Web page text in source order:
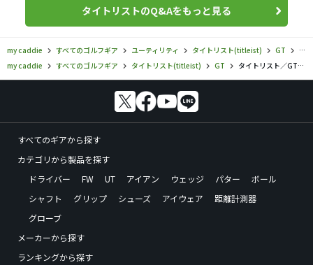
タイトリストのQ&Aをもっと見る
my caddie すべてのゴルフギア ユーティリティ タイトリスト(titleist) GT
タ
my caddie
すべてのゴルフギア タイトリスト(titleist) GT タイトリスト／GT／GT3 ユーティリティメタルの口コミ評価
すべてのギアから探す
カテゴリから製品を探す
ドライバー
FW UT アイアン ウェッジ パター
ボール
シャフト
グリップ シューズ アイウェア
距離計測器
グローブ
メーカーから探す
ランキングから探す